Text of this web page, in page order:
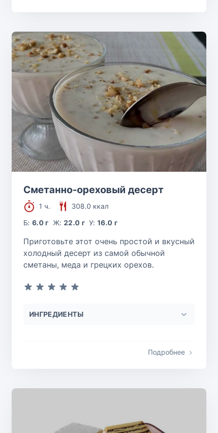
Сметанно-ореховый десерт
1 ч.
308.0 ккал
Б:6.0 г Ж: 22.0 г У:16.0 г
Приготовьте этот очень простой и вкусный
холодный десерт из самой обычной
сметаны, меда и грецких орехов.
ИНГРЕДИЕНТЫ
Подробнее